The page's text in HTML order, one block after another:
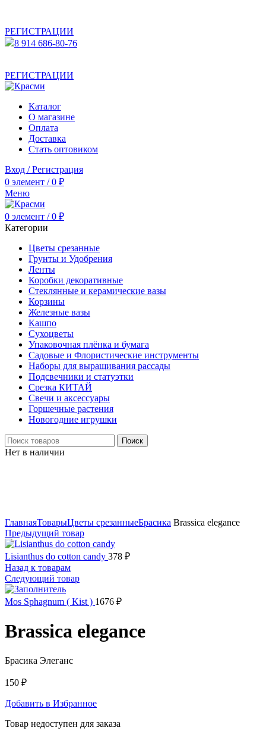
РЕГИСТРАЦИИ
8 914 686-80-76
РЕГИСТРАЦИИ
Каталог
О магазине
Оплата
Доставка
Стать оптовиком
Вход / Регистрация
0 элемент / 0 ₽
Меню
0 элемент / 0 ₽
Категории
Цветы срезанные
Грунты и Удобрения
Ленты
Коробки декоративные
Стеклянные и керамические вазы
Корзины
Железные вазы
Кашпо
Сухоцветы
Упаковочная плёнка и бумага
Садовые и Флористические инструменты
Наборы для выращивания рассады
Подсвечники и статуэтки
Срезка КИТАЙ
Свечи и аксессуары
Горшечные растения
Новогодние игрушки
Поиск
Нет в наличии
ГлавнаяТоварыЦветы срезанныеБрасика Brassica elegance
Предыдущий товар
Lisianthus do cotton candy 378 ₽
Назад к товарам
Следующий товар
Mos Sphagnum ( Kist ) 1676 ₽
Brassica elegance
Брасика Элеганс
150 ₽
Добавить в Избранное
Товар недоступен для заказа